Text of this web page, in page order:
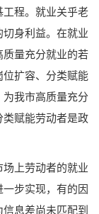
程。就业关乎老
身利益。在就业
量充分就业的若
扩容、分类赋能
为我市高质量充分
赋能劳动者是政
上劳动者的就业
步实现，有的因
息差尚未匹配到